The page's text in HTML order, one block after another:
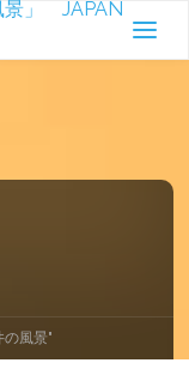
景」 JAPAN
の風景"